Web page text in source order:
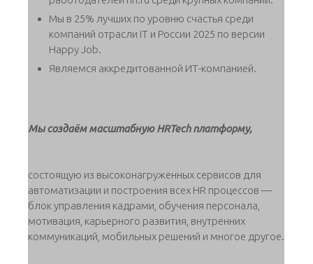
Мы в 25% лучших по уровню счастья среди
компаний отрасли IT и России 2025 по версии
Happy Job.
Являемся аккредитованной ИТ-компанией.
Мы создаём масштабную HRTech платформу,
состоящую из высоконагруженных сервисов для
автоматизации и построения всех HR процессов —
блок управления кадрами, обучения персонала,
мотивация, карьерного развития, внутренних
коммуникаций, мобильных решений и многое другое.